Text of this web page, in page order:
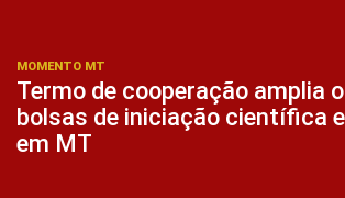
MOMENTO MT
Termo de cooperação amplia
bolsas de iniciação científica
em MT